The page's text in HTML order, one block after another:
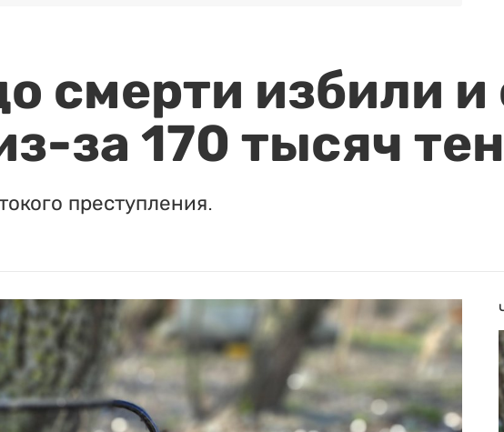
смерти избили и
за 170 тысяч
преступления.